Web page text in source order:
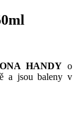
HANDY o
a jsou baleny v